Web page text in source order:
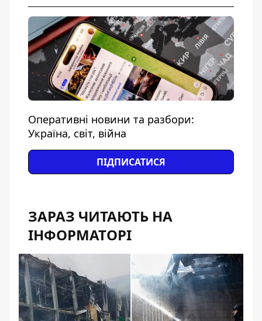
Оперативні новини та разбори:
Україна, світ, війна
ПІДПИСАТИСЯ
ЗАРАЗ ЧИТАЮТЬ НА
ІНФОРМАТОРІ